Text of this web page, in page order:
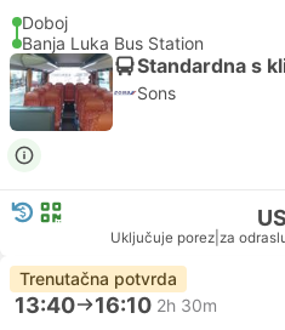
Doboj
Banja Luka Bus Station
Standardna s
Sons
Uključuje porez za
Trenutačna potvrda
13:40 16:10 2h 30m